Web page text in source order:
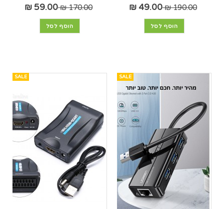
190.00 ₪
49.00 ₪
הוסף לסל
170.00 ₪
59.00 ₪
הוסף לסל
SALE
SALE